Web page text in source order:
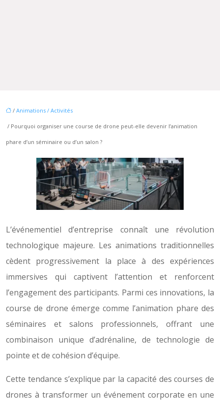
/ Animations / Activités
/ Pourquoi organiser une course de drone peut-elle devenir l’animation
phare d’un séminaire ou d’un salon ?
L’événementiel d’entreprise connaît une révolution
technologique majeure. Les animations traditionnelles
cèdent progressivement la place à des expériences
immersives qui captivent l’attention et renforcent
l’engagement des participants. Parmi ces innovations, la
course de drone émerge comme l’animation phare des
séminaires et salons professionnels, offrant une
combinaison unique d’adrénaline, de technologie de
pointe et de cohésion d’équipe.
Cette tendance s’explique par la capacité des courses de
drones à transformer un événement corporate en une